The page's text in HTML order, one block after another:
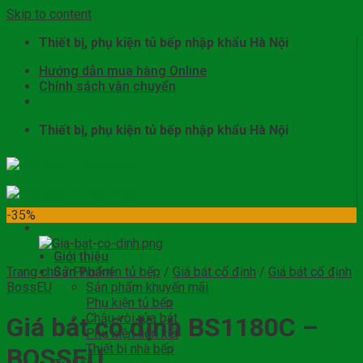
Skip to content
Thiết bị, phụ kiện tủ bếp nhập khẩu Hà Nội
Hướng dẫn mua hàng Online
Chính sách vận chuyển
Thiết bị, phụ kiện tủ bếp nhập khẩu Hà Nội
Giới thiệu
Sản Phẩm
Sản phẩm khuyến mãi
Phụ kiện tủ bếp
Chậu vòi rửa bát
Phụ kiện liên kết
Thiết bị nhà bếp
-35%
Trang chủ / Phụ kiện tủ bếp / Giá bát cố định / Giá bát cố định
BossEU
Giá bát cố định BS1180C –